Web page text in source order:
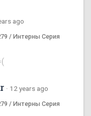
ago
/ Интерны Серия
· 12 years ago
/ Интерны Серия